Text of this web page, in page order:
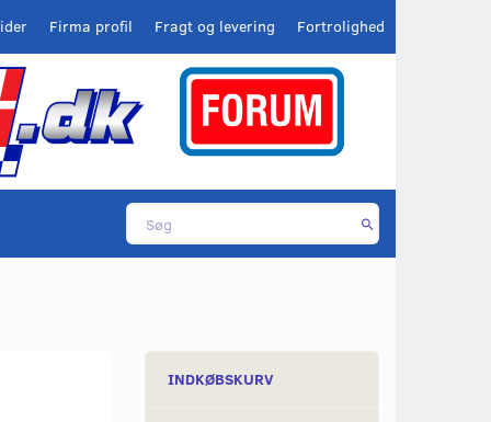
Fortrolighed
Fragt og levering
Firma profil
INDKØBSKURV